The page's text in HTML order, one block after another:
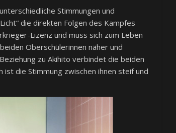
Stimmungen und
die direkten Folgen des Kampfes
Lizenz und muss sich zum Leben
Oberschülerinnen näher und
zu Akihito verbindet die beiden
ist die Stimmung zwischen ihnen steif und